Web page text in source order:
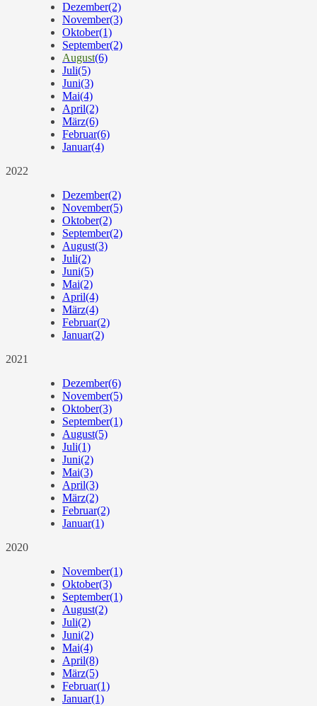
Dezember(2)
November(3)
Oktober(1)
September(2)
August(6)
Juli(5)
Juni(3)
Mai(4)
April(2)
März(6)
Februar(6)
Januar(4)
2022
Dezember(2)
November(5)
Oktober(2)
September(2)
August(3)
Juli(2)
Juni(5)
Mai(2)
April(4)
März(4)
Februar(2)
Januar(2)
2021
Dezember(6)
November(5)
Oktober(3)
September(1)
August(5)
Juli(1)
Juni(2)
Mai(3)
April(3)
März(2)
Februar(2)
Januar(1)
2020
November(1)
Oktober(3)
September(1)
August(2)
Juli(2)
Juni(2)
Mai(4)
April(8)
März(5)
Februar(1)
Januar(1)